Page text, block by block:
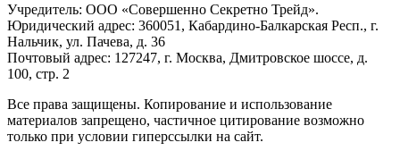
Учредитель: ООО «Совершенно Секретно Трейд».
Юридический адрес: 360051, Кабардино-Балкарская Респ., г.
Нальчик, ул. Пачева, д. 36
Почтовый адрес: 127247, г. Москва, Дмитровское шоссе, д.
100, стр. 2
Все права защищены. Копирование и использование
материалов запрещено, частичное цитирование возможно
только при условии гиперссылки на сайт.